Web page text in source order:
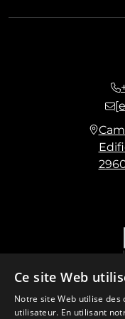
Ce site Web
Notre site Web utilise
utilisateur. En utilisant